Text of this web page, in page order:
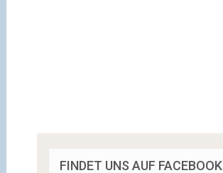
FINDET UNS AUF FACEBOOK